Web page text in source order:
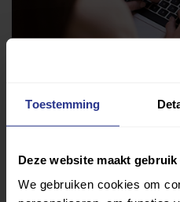
Toestemming
Deze website maakt
We gebruiken cookies om
Vind jouw sport
Van atletiek tot
vind je gemakkelijk jouw